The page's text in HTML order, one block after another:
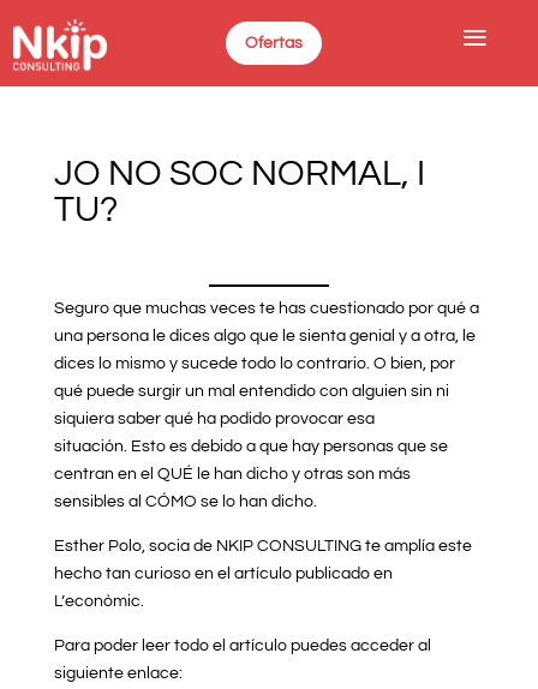
Ofertas a
JO NO SOC NORMAL, I
TU?
Seguro que muchas veces te has cuestionado por qué a
una persona le dices algo que le sienta genial y a otra, le
dices lo mismo y sucede todo lo contrario. O bien, por
qué puede surgir un mal entendido con alguien sin ni
siquiera saber qué ha podido provocar esa
situación. Esto es debido a que hay personas que se
centran en el QUÉ le han dicho y otras son más
sensibles al CÓMO se lo han dicho.
Esther Polo, socia de NKIP CONSULTING te amplía este
hecho tan curioso en el artículo publicado en
L’econòmic.
Para poder leer todo el artículo puedes acceder al
siguiente enlace: